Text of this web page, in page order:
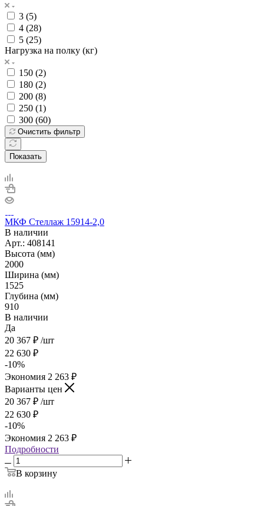
3 (5)
4 (28)
5 (25)
Нагрузка на полку (кг)
150 (2)
180 (2)
200 (8)
250 (1)
300 (60)
Очистить фильтр
Показать
МКФ Стеллаж 15914-2,0
В наличии
Арт.: 408141
Высота (мм)
2000
Ширина (мм)
1525
Глубина (мм)
910
В наличии
Да
20 367 ₽ /шт
22 630 ₽
-10%
Экономия 2 263 ₽
Варианты цен
20 367 ₽ /шт
22 630 ₽
-10%
Экономия 2 263 ₽
Подробности
В корзину